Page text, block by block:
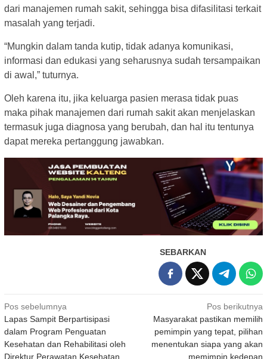
dari manajemen rumah sakit, sehingga bisa difasilitasi terkait
masalah yang terjadi.
“Mungkin dalam tanda kutip, tidak adanya komunikasi,
informasi dan edukasi yang seharusnya sudah tersampaikan
di awal,” tuturnya.
Oleh karena itu, jika keluarga pasien merasa tidak puas
maka pihak manajemen dari rumah sakit akan menjelaskan
termasuk juga diagnosa yang berubah, dan hal itu tentunya
dapat mereka pertanggung jawabkan.
SEBARKAN
Navigasi
pos
Pos sebelumnya
Lapas Sampit Berpartisipasi
dalam Program Penguatan
Kesehatan dan Rehabilitasi oleh
Direktur Perawatan Kesehatan
Pos berikutnya
Masyarakat pastikan memilih
pemimpin yang tepat, pilihan
menentukan siapa yang akan
memimpin kedepan